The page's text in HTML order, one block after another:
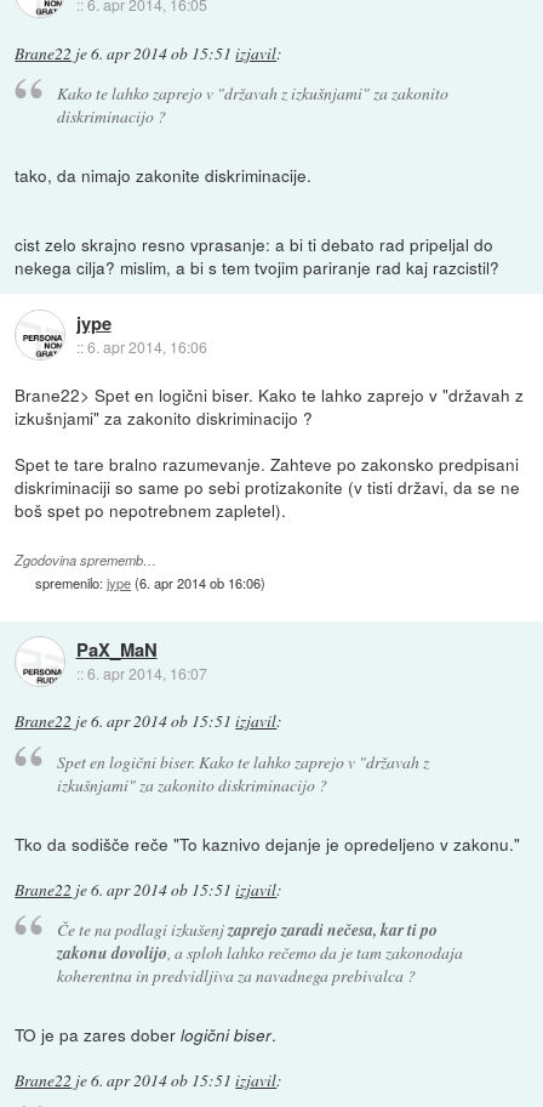
::6. apr 2014, 16:05
Brane22 je6. apr 2014 ob 15:51 izjavil:
Kako te lahko zaprejo v "državah z izkušnjami" za zakonito
diskriminacijo ?
tako, da nimajo zakonite diskriminacije.
cist zelo skrajno resno vprasanje: a bi ti debato rad pripeljal do
nekega cilja? mislim, a bi s tem tvojim pariranje rad kaj razcistil?
jype
::6. apr 2014, 16:06
Brane22> Spet en logični biser. Kako te lahko zaprejo v "državah z
izkušnjami" za zakonito diskriminacijo ?
Spet te tare bralno razumevanje. Zahteve po zakonsko predpisani
diskriminaciji so same po sebi protizakonite (v tisti državi, da se ne
boš spet po nepotrebnem zapletel).
Zgodovina sprememb…
spremenilo:jype(6. apr 2014 ob 16:06)
PaX_MaN
::6. apr 2014, 16:07
Brane22 je6. apr 2014 ob 15:51 izjavil:
Spet en logični biser. Kako te lahko zaprejo v "državah z
izkušnjami" za zakonito diskriminacijo ?
Tko da sodišče reče "To kaznivo dejanje je opredeljeno v zakonu."
Brane22 je6. apr 2014 ob 15:51 izjavil:
Če te na podlagi izkušenjzaprejo zaradi nečesa, kar ti po
zakonu dovolijo, a sploh lahko rečemo da je tam zakonodaja
koherentna in predvidljiva za navadnega prebivalca ?
TO je pa zares doberlogični biser.
Brane22 je6. apr 2014 ob 15:51 izjavil: